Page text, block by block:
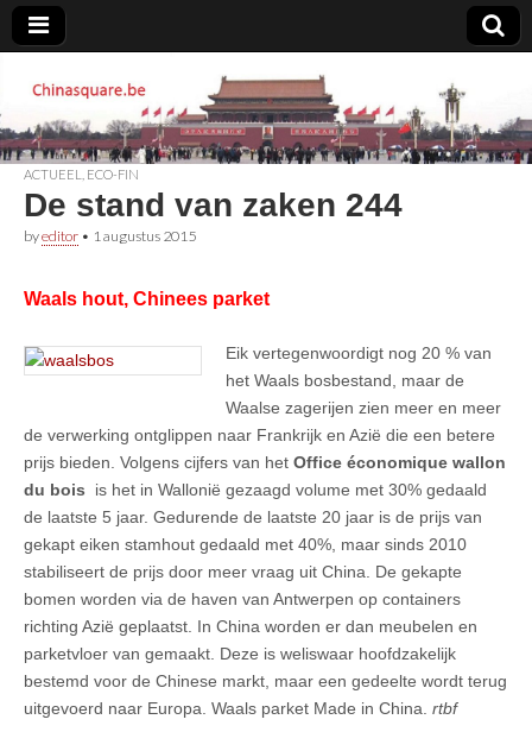
Chinasquare.be
ACTUEEL ECO-FIN
De stand van zaken 244
byeditor • 1 augustus 2015
Waals hout, Chinees parket
Eik vertegenwoordigt nog 20 % van
het Waals bosbestand, maar de
Waalse zagerijen zien meer en meer
de verwerking ontglippen naar Frankrijk en Azië die een betere
prijs bieden. Volgens cijfers van het Office économique wallon
du bois is het in Wallonië gezaagd volume met 30% gedaald
de laatste 5 jaar. Gedurende de laatste 20 jaar is de prijs van
gekapt eiken stamhout gedaald met 40%, maar sinds 2010
stabiliseert de prijs door meer vraag uit China. De gekapte
bomen worden via de haven van Antwerpen op containers
richting Azië geplaatst. In China worden er dan meubelen en
parketvloer van gemaakt. Deze is weliswaar hoofdzakelijk
bestemd voor de Chinese markt, maar een gedeelte wordt terug
uitgevoerd naar Europa. Waals parket Made in China. rtbf